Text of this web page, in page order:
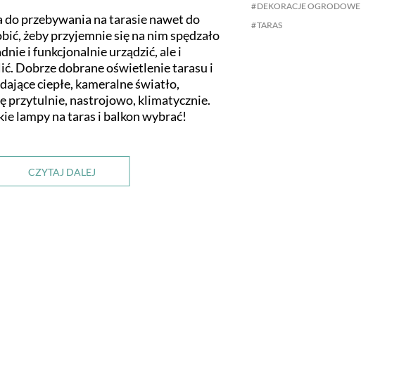
do przebywania na tarasie nawet do
żeby przyjemnie się na nim spędzało
i funkcjonalnie urządzić, ale i
Dobrze dobrane oświetlenie tarasu i
ciepłe, kameralne światło,
przytulnie, nastrojowo, klimatycznie.
lampy na taras i balkon wybrać!
CZYTAJ DALEJ
DEKORACJE OGRODOWE
TARAS